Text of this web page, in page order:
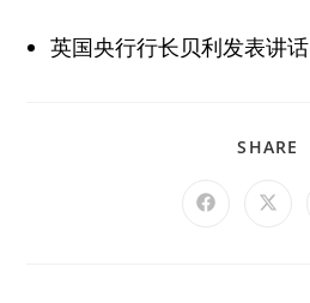
英国央行行长贝利发表讲话
SHARE